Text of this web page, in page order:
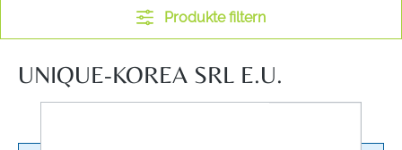
Produkte filtern
UNIQUE-KOREA SRL E.U.